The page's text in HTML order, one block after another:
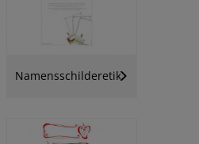
Namensschilderetiketten